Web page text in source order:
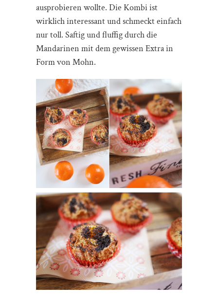
ausprobieren wollte. Die Kombi ist
wirklich interessant und schmeckt einfach
nur toll. Saftig und fluffig durch die
Mandarinen mit dem gewissen Extra in
Form von Mohn.